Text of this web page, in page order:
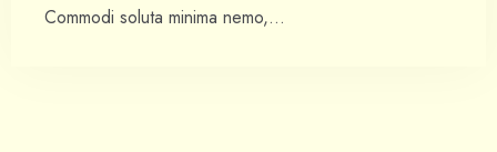
Commodi soluta minima nemo,…